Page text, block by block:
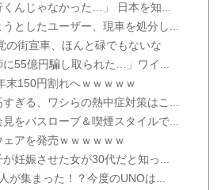
んじゃなかった…」 日本を知...
としたユーザー、現車を処分し...
の街宣車、ほんと碌でもないな
55億円騙し取られた…」ワイ...
末150円割れへｗｗｗｗｗ
ぎる、ワシらの熱中症対策はこ...
をバスローブ＆喫煙スタイルで...
アを発売ｗｗｗｗｗｗ
が妊娠させた女が30代だと知っ...
が集まった！？今度のUNOは...